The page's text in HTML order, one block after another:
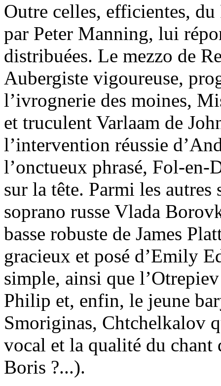
Outre celles, efficientes,
par Peter Manning, lui
distribuées. Le mezzo de
Aubergiste vigoureuse,
l’ivrognerie des moines,
et truculent Varlaam de
l’intervention réussie
l’onctueux phrasé, Fol-en-
sur la tête. Parmi les autres
soprano russe Vlada
basse robuste de James
gracieux et posé d’Emily
simple, ainsi que
Philip et, enfin, le jeune
Smoriginas, Chtchelkalov
vocal et la qualité du
Boris ?...).